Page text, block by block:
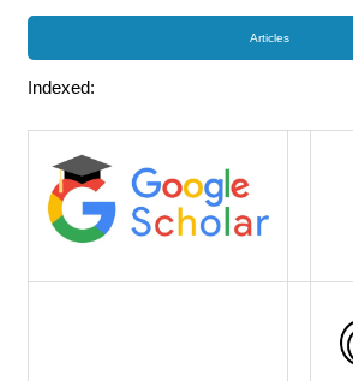
Articles
Indexed: